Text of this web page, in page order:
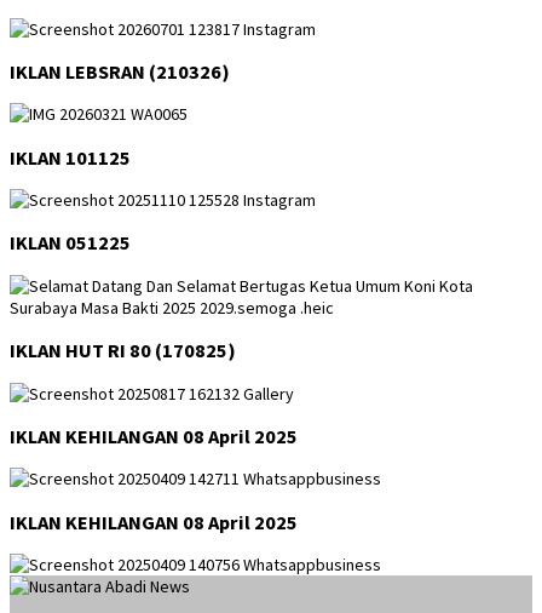
IKLAN LEBSRAN (210326)
IKLAN 101125
IKLAN 051225
IKLAN HUT RI 80 (170825)
IKLAN KEHILANGAN 08 April 2025
IKLAN KEHILANGAN 08 April 2025